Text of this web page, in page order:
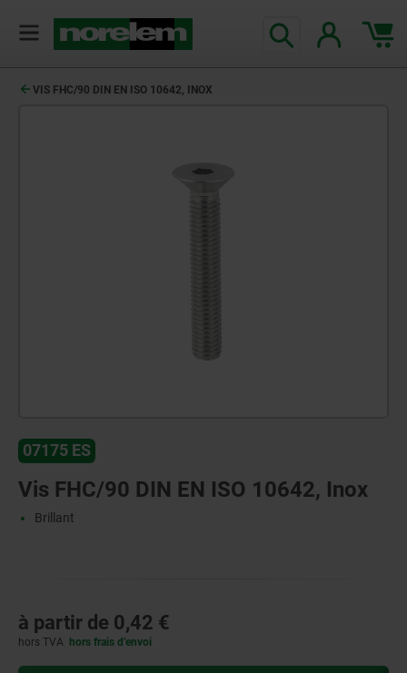
VIS FHC/90 DIN EN ISO 10642, INOX
07175 ES
Vis FHC/90 DIN EN ISO 10642, Inox
Brillant
à partir de 0,42 €
hors TVA hors frais d’envoi